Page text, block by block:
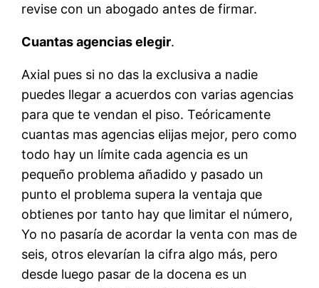
revise con un abogado antes de firmar.
Cuantas agencias elegir.
Axial pues si no das la exclusiva a nadie
puedes llegar a acuerdos con varias agencias
para que te vendan el piso. Teóricamente
cuantas mas agencias elijas mejor, pero como
todo hay un límite cada agencia es un
pequeño problema añadido y pasado un
punto el problema supera la ventaja que
obtienes por tanto hay que limitar el número,
Yo no pasaría de acordar la venta con mas de
seis, otros elevarían la cifra algo más, pero
desde luego pasar de la docena es un